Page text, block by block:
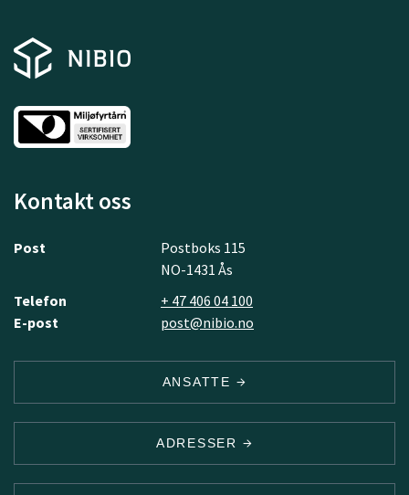
Kontakt oss
Post
Postboks 115
NO-1431 Ås
Telefon
+ 47 406 04 100
E-post
post@nibio.no
ANSATTE
ADRESSER